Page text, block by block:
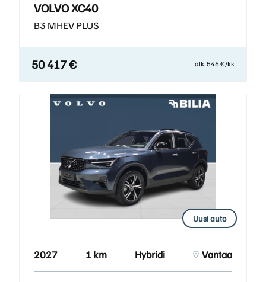
VOLVO XC40
B3 MHEV PLUS
50 417 € alk. 546 €/kk
Uusi auto
2027 1 km Hybridi Vantaa